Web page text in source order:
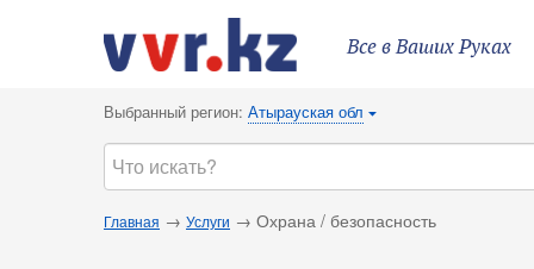
Все в Ваших Руках
Выбранный регион: Атырауская обл {
Главная → Услуги → Охрана / безопасность